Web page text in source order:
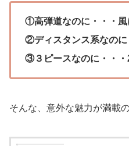
①高弾道なのに・・・風
②ディスタンス系なのに
③３ピースなのに・・・
そんな、意外な魅力が満載